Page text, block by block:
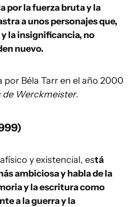
por la fuerza bruta y la
a unos personajes que,
la insignificancia, no
nuevo.
Béla Tarr en el año 2000
de Werckmeister.
y existencial, está
ambiciosa y habla de la
y la escritura como
a la guerra y la